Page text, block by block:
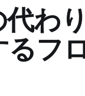
代わ
フ